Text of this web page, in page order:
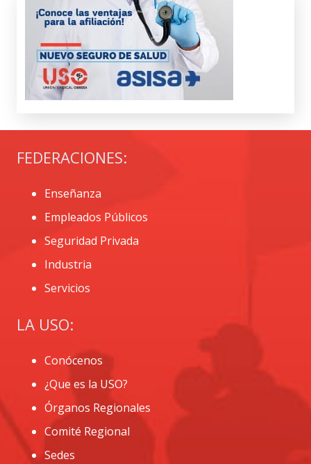
FEDERACIONES:
Enseñanza
Empleados Públicos
Seguridad Privada
Industria
Servicios
LA USO:
Conócenos
¿Que es la USO?
Órganos Regionales
Comité Regional
Sedes